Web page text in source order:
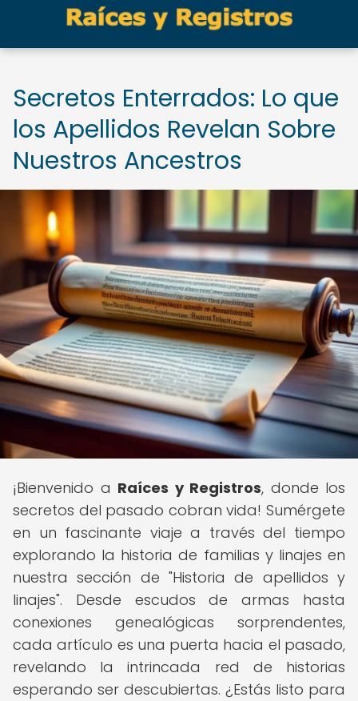
Secretos Enterrados: Lo que
los Apellidos Revelan Sobre
Nuestros Ancestros
¡Bienvenido a Raíces y Registros, donde los
secretos del pasado cobran vida! Sumérgete
en un fascinante viaje a través del tiempo
explorando la historia de familias y linajes en
nuestra sección de "Historia de apellidos y
linajes". Desde escudos de armas hasta
conexiones genealógicas sorprendentes,
cada artículo es una puerta hacia el pasado,
revelando la intrincada red de historias
esperando ser descubiertas. ¿Estás listo para